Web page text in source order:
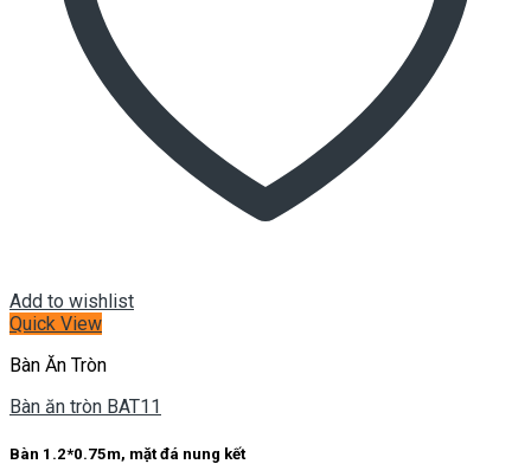
Add to wishlist
Quick View
Bàn Ăn Tròn
Bàn ăn tròn BAT11
Bàn 1.2*0.75m, mặt đá nung kết